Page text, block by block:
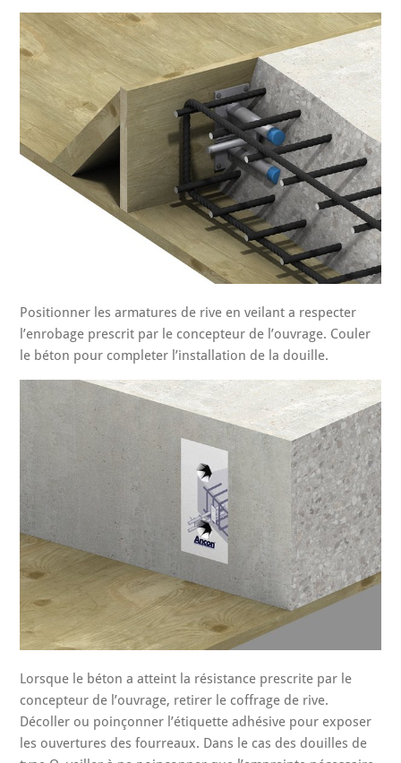
Positionner les armatures de rive en veilant a respecter
l’enrobage prescrit par le concepteur de l’ouvrage. Couler
le béton pour completer l’installation de la douille.
Lorsque le béton a atteint la résistance prescrite par le
concepteur de l’ouvrage, retirer le coffrage de rive.
Décoller ou poinçonner l’étiquette adhésive pour exposer
les ouvertures des fourreaux. Dans le cas des douilles de